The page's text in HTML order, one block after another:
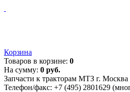
Корзина
Товаров в корзине: 0
На сумму: 0 руб.
Запчасти к тракторам МТЗ г. Москва
Телефон/факс: +7 (495) 2801629